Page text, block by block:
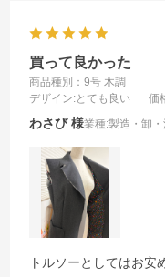
買って良かった
商品種別：9号 木調
デザイン:とても良い 価
わさび 業種:製造・卸・
トルソーとしてはお安